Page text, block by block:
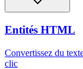
Entités HTML
Convertissez du
clic